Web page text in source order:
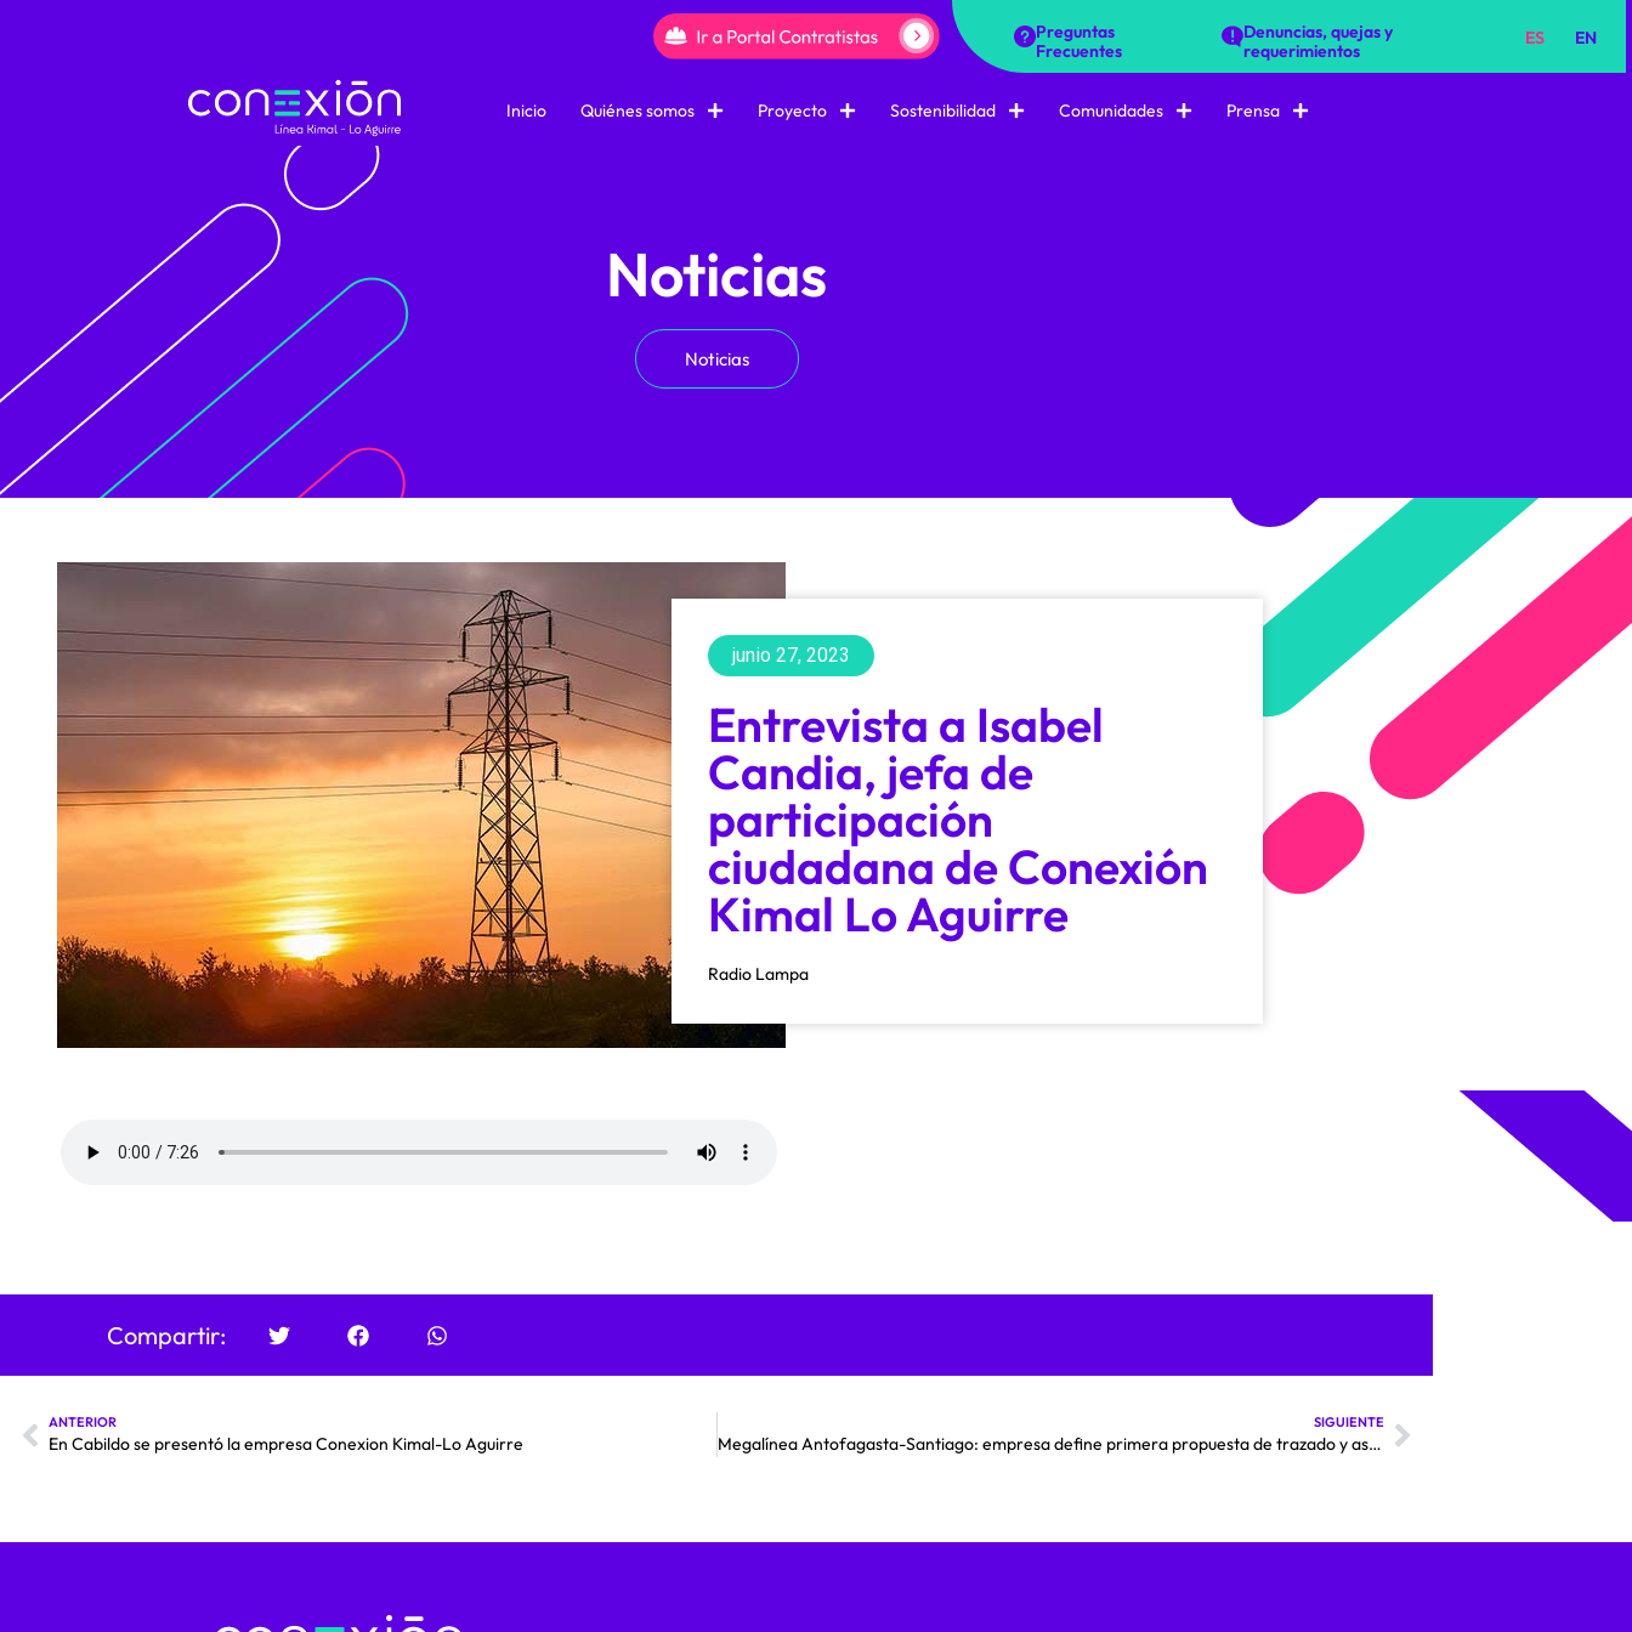
Preguntas
Frecuentes
Denuncias, quejas y
requerimientos
ES EN
Inicio Quiénes somos Proyecto Sostenibilidad Comunidades Prensa
Noticias
Noticias
junio 27, 2023
Entrevista a Isabel
Candia, jefa de
participación
ciudadana de Conexión
Kimal Lo Aguirre
Radio Lampa
Compartir:
ANTERIOR
En Cabildo se presentó la empresa Conexion Kimal-Lo Aguirre
SIGUIENTE
Megalínea Antofagasta-Santiago: empresa define primera propuesta de trazado y asegura que costos “son razonables”